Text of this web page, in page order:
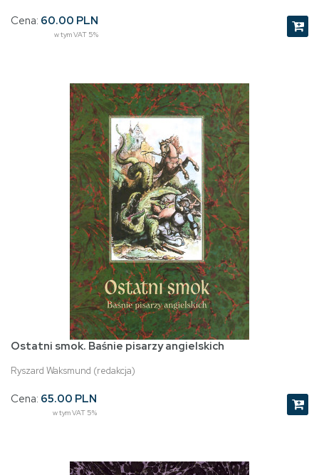
Cena: 60.00 PLN
w tym VAT 5%
Ostatni smok. Baśnie pisarzy angielskich
Ryszard Waksmund (redakcja)
Cena: 65.00 PLN
w tym VAT 5%